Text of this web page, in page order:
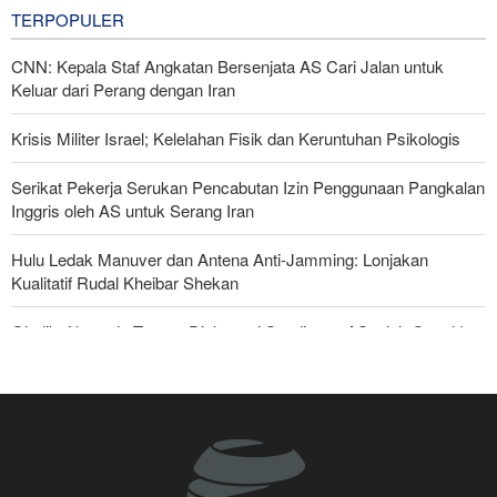
TERPOPULER
CNN: Kepala Staf Angkatan Bersenjata AS Cari Jalan untuk
Keluar dari Perang dengan Iran
Krisis Militer Israel; Kelelahan Fisik dan Keruntuhan Psikologis
Serikat Pekerja Serukan Pencabutan Izin Penggunaan Pangkalan
Inggris oleh AS untuk Serang Iran
Hulu Ledak Manuver dan Antena Anti-Jamming: Lonjakan
Kualitatif Rudal Kheibar Shekan
Ghalibaf kepada Trump: Diplomasi Sandiwara AS telah Gagal !